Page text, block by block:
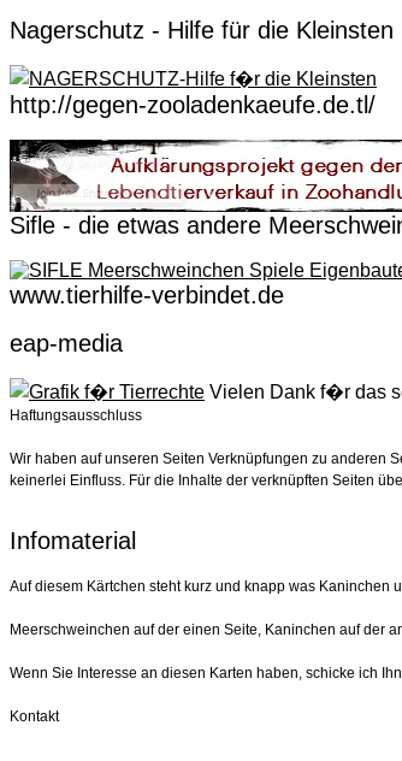
Nagerschutz - Hilfe für die Kleinsten
http://gegen-zooladenkaeufe.de.tl/
Sifle - die etwas andere
www.tierhilfe-verbindet.de
eap-media
Vielen Dank f�r das
Haftungsausschluss
Wir haben auf unseren Seiten Verknüpfungen zu anderen
keinerlei Einfluss. Für die Inhalte der verknüpften Seiten
Infomaterial
Auf diesem Kärtchen steht kurz und knapp was Kaninchen
Meerschweinchen auf der einen Seite, Kaninchen auf der
Wenn Sie Interesse an diesen Karten haben, schicke ich
Kontakt